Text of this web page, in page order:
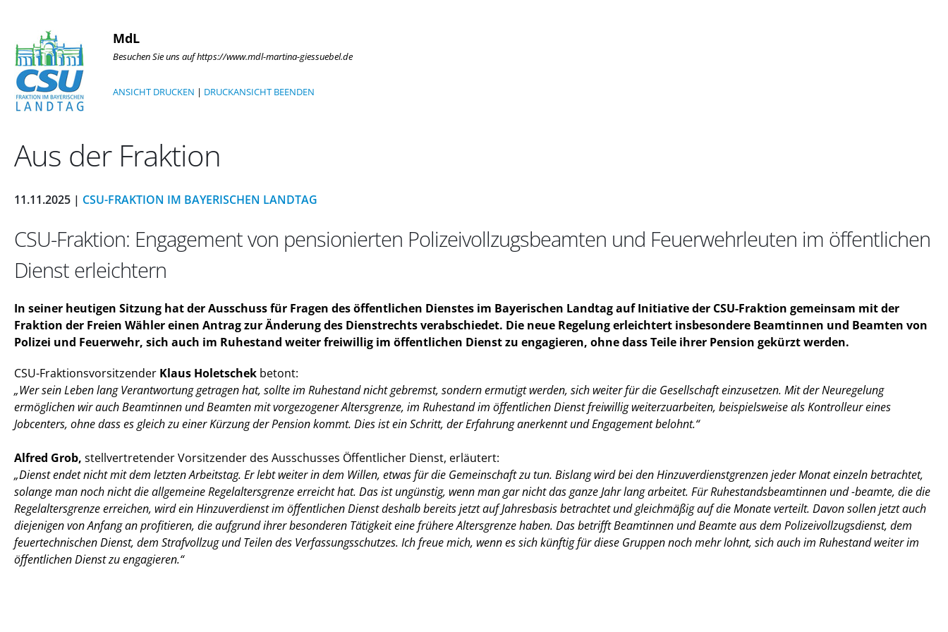
MdL
Besuchen Sie uns auf https://www.mdl-martina-giessuebel.de
ANSICHT DRUCKEN | DRUCKANSICHT BEENDEN
Aus der Fraktion
11.11.2025 | CSU-FRAKTION IM BAYERISCHEN LANDTAG
CSU-Fraktion: Engagement von pensionierten Polizeivollzugsbeamten und Feuerwehrleuten im öffentlichen
Dienst erleichtern
In seiner heutigen Sitzung hat der Ausschuss für Fragen des öffentlichen Dienstes im Bayerischen Landtag auf Initiative der CSU-Fraktion gemeinsam mit der
Fraktion der Freien Wähler einen Antrag zur Änderung des Dienstrechts verabschiedet. Die neue Regelung erleichtert insbesondere Beamtinnen und Beamten von
Polizei und Feuerwehr, sich auch im Ruhestand weiter freiwillig im öffentlichen Dienst zu engagieren, ohne dass Teile ihrer Pension gekürzt werden.
CSU-Fraktionsvorsitzender Klaus Holetschek betont:
Wer sein Leben lang Verantwortung getragen hat, sollte im Ruhestand nicht gebremst, sondern ermutigt werden, sich weiter für die Gesellschaft einzusetzen. Mit der Neuregelung
ermöglichen wir auch Beamtinnen und Beamten mit vorgezogener Altersgrenze, im Ruhestand im öffentlichen Dienst freiwillig weiterzuarbeiten, beispielsweise als Kontrolleur eines
Jobcenters, ohne dass es gleich zu einer Kürzung der Pension kommt. Dies ist ein Schritt, der Erfahrung anerkennt und Engagement belohnt.“
Alfred Grob, stellvertretender Vorsitzender des Ausschusses Öffentlicher Dienst, erläutert:
Dienst endet nicht mit dem letzten Arbeitstag. Er lebt weiter in dem Willen, etwas für die Gemeinschaft zu tun. Bislang wird bei den Hinzuverdienstgrenzen jeder Monat einzeln betrachtet,
solange man noch nicht die allgemeine Regelaltersgrenze erreicht hat. Das ist ungünstig, wenn man gar nicht das ganze Jahr lang arbeitet. Für Ruhestandsbeamtinnen und -beamte, die die
Regelaltersgrenze erreichen, wird ein Hinzuverdienst im öffentlichen Dienst deshalb bereits jetzt auf Jahresbasis betrachtet und gleichmäßig auf die Monate verteilt. Davon sollen jetzt auch
diejenigen von Anfang an profitieren, die aufgrund ihrer besonderen Tätigkeit eine frühere Altersgrenze haben. Das betrifft Beamtinnen und Beamte aus dem Polizeivollzugsdienst, dem
feuertechnischen Dienst, dem Strafvollzug und Teilen des Verfassungsschutzes. Ich freue mich, wenn es sich künftig für diese Gruppen noch mehr lohnt, sich auch im Ruhestand weiter im
öffentlichen Dienst zu engagieren.“